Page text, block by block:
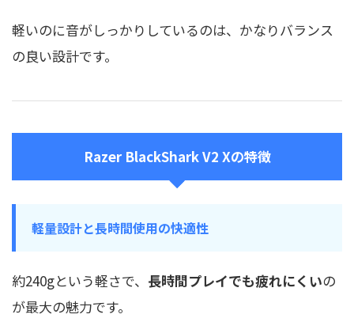
軽いのに音がしっかりしているのは、かなりバランス
の良い設計です。
Razer BlackShark V2 Xの特徴
軽量設計と長時間使用の快適性
約240gという軽さで、 長時間プレイでも疲れにくいの
が最大の魅力です。